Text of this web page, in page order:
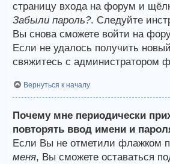
страницу входа на форум и
Забыли пароль?. Следуйте
Вы снова сможете войти на
Если не удалось получить
свяжитесь с администратором
Вернуться к началу
Почему мне периодически
повторять ввод имени и
Если Вы не отметили флажком
меня, Вы сможете оставаться